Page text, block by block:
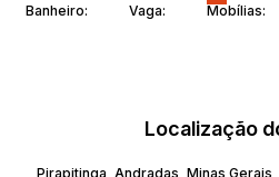
Banheiro:
Vaga:
Mobílias:
Localização
Pirapitinga Andradas Minas Gerais